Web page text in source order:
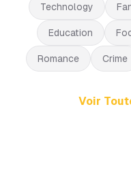
Technology
Education
Romance Crime
Voir